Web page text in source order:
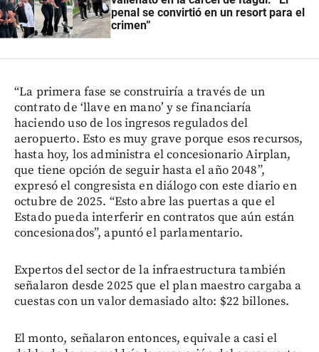
penal se convirtió en un resort para el
crimen”
“La primera fase se construiría a través de un
contrato de ‘llave en mano’ y se financiaría
haciendo uso de los ingresos regulados del
aeropuerto. Esto es muy grave porque esos recursos,
hasta hoy, los administra el concesionario Airplan,
que tiene opción de seguir hasta el año 2048”,
expresó el congresista en diálogo con este diario en
octubre de 2025. “Esto abre las puertas a que el
Estado pueda interferir en contratos que aún están
concesionados”, apuntó el parlamentario.
Expertos del sector de la infraestructura también
señalaron desde 2025 que el plan maestro cargaba a
cuestas con un valor demasiado alto: $22 billones.
El monto, señalaron entonces, equivale a casi el